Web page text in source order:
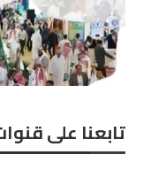
تابعنا على